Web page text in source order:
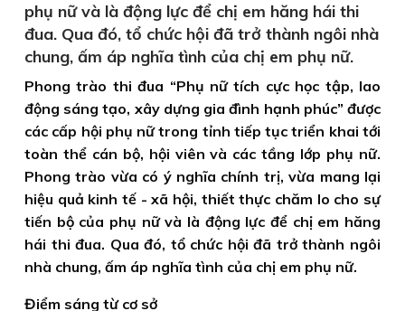
phụ nữ và là động lực để chị em hăng hái thi
đua. Qua đó, tổ chức hội đã trở thành ngôi nhà
chung, ấm áp nghĩa tình của chị em phụ nữ.
Phong trào thi đua “Phụ nữ tích cực học tập, lao
động sáng tạo, xây dựng gia đình hạnh phúc” được
các cấp hội phụ nữ trong tỉnh tiếp tục triển khai tới
toàn thể cán bộ, hội viên và các tầng lớp phụ nữ.
Phong trào vừa có ý nghĩa chính trị, vừa mang lại
hiệu quả kinh tế - xã hội, thiết thực chăm lo cho sự
tiến bộ của phụ nữ và là động lực để chị em hăng
hái thi đua. Qua đó, tổ chức hội đã trở thành ngôi
nhà chung, ấm áp nghĩa tình của chị em phụ nữ.
Điểm sáng từ cơ sở